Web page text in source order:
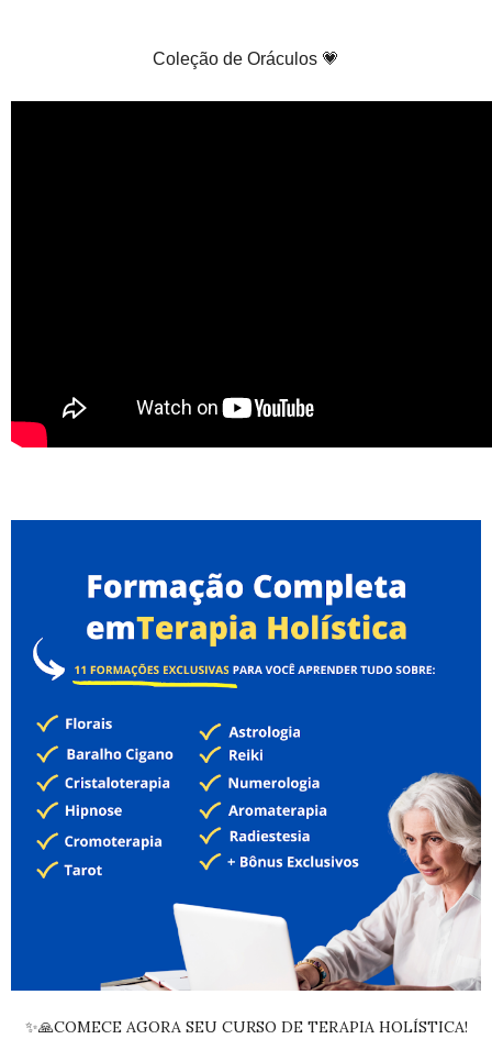
Coleção de Oráculos 💗
✨🙏COMECE AGORA SEU CURSO DE TERAPIA HOLÍSTICA!